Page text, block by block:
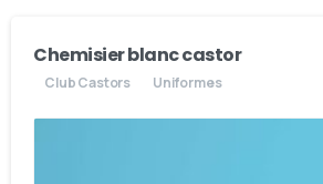
Chemisier blanc castor
Club Castors Uniformes